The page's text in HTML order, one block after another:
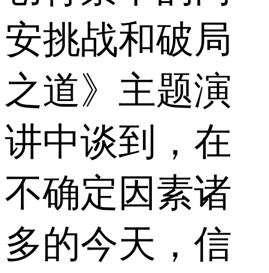
安挑战和破局
之道》主题演
讲中谈到，在
不确定因素诸
多的今天，信